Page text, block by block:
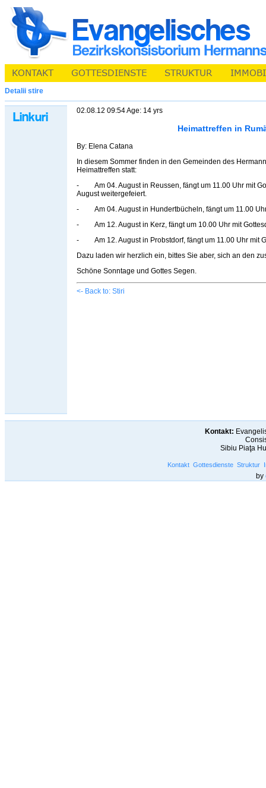
Detalii stire
02.08.12 09:54 Age: 14 yrs
Heimattreffen in
By: Elena Catana
In diesem Sommer finden in den Gemeinden des
Heimattreffen statt:
- Am 04. August in Reussen, fängt um 11.00 Uhr mit
August weitergefeiert.
- Am 04. August in Hundertbücheln, fängt um 11.00 Uhr
- Am 12. August in Kerz, fängt um 10.00 Uhr mit
- Am 12. August in Probstdorf, fängt um 11.00 Uhr mit
Dazu laden wir herzlich ein, bittes Sie aber, sich an den
Schöne Sonntage und Gottes Segen.
<- Back to: Stiri
Kontakt:
Sibiu Piaţa
Kontakt Gottesdienste Struktur
by